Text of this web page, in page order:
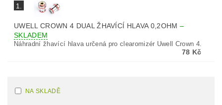
1.
UWELL CROWN 4 DUAL ŽHAVÍCÍ HLAVA 0,2OHM –
SKLADEM
Náhradní žhavící hlava určená pro clearomizér Uwell Crown 4.
78 Kč
NA SKLADĚ